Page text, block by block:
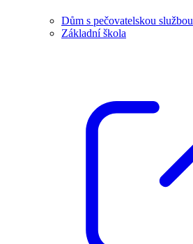
Dům s pečovatelskou službou
Základní škola